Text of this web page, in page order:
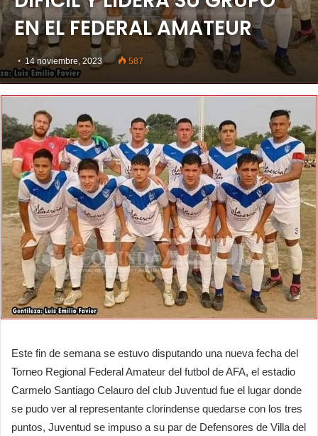
EN EL FEDERAL AMATEUR
14 noviembre, 2023 587
Este fin de semana se estuvo disputando una nueva fecha del
Torneo Regional Federal Amateur del futbol de AFA, el estadio
Carmelo Santiago Celauro del club Juventud fue el lugar donde
se pudo ver al representante clorindense quedarse con los tres
puntos, Juventud se impuso a su par de Defensores de Villa del